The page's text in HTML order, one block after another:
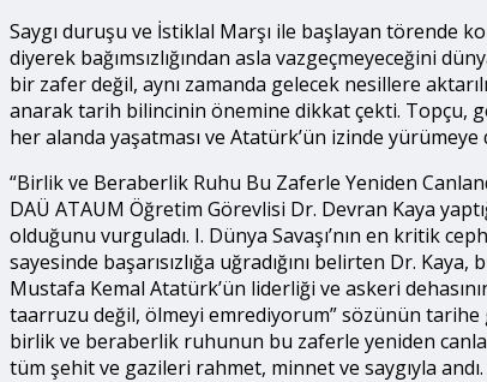
Saygı duruşu ve İstiklal Marşı ile başlayan törende
diyerek bağımsızlığından asla vazgeçmeyeceğini
bir zafer değil, aynı zamanda gelecek nesillere
anarak tarih bilincinin önemine dikkat çekti. Topçu,
her alanda yaşatması ve Atatürk’ün izinde
“Birlik ve Beraberlik Ruhu Bu Zaferle Yeniden
DAÜ ATAUM Öğretim Görevlisi Dr. Devran Kaya
olduğunu vurguladı. I. Dünya Savaşı’nın en kritik
sayesinde başarısızlığa uğradığını belirten Dr.
Mustafa Kemal Atatürk’ün liderliği ve askeri
taarruzu değil, ölmeyi emrediyorum” sözünün tarihe
birlik ve beraberlik ruhunun bu zaferle yeniden
tüm şehit ve gazileri rahmet, minnet ve saygıyla andı.